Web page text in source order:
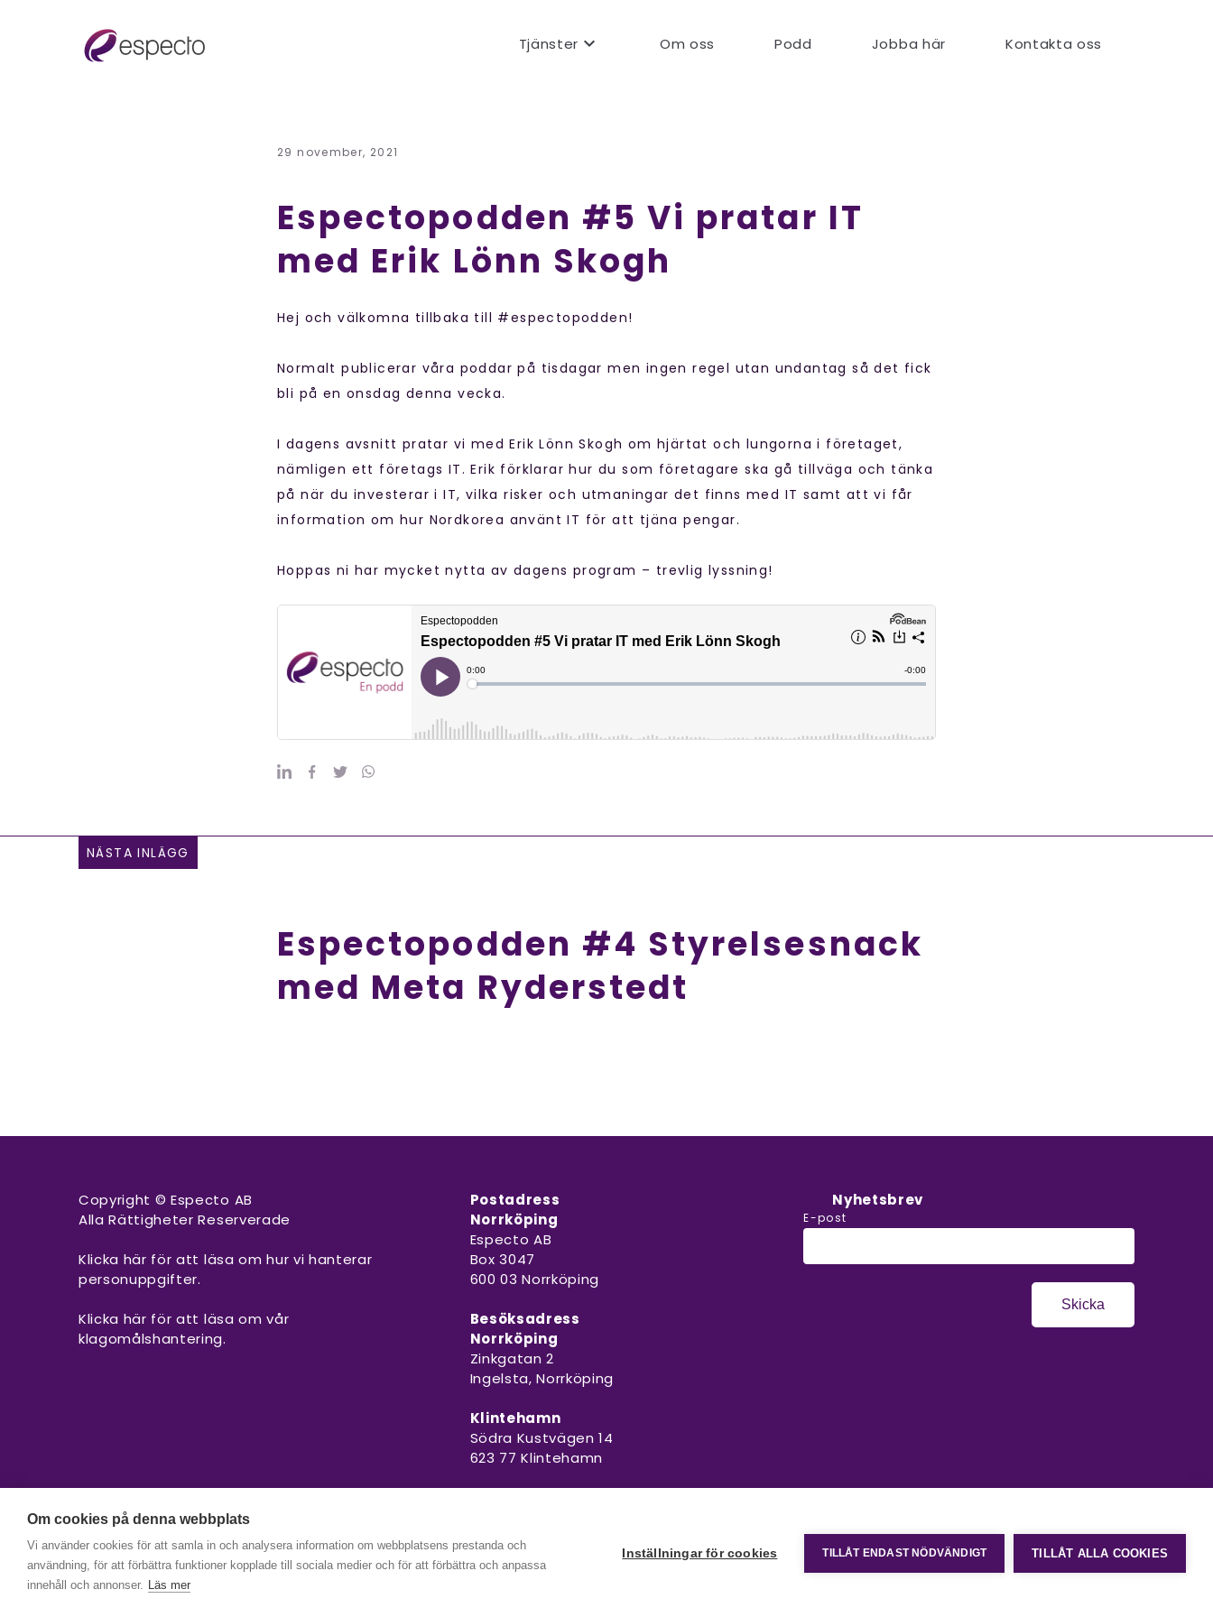
Tjänster expand_more Om oss Podd Jobba här Kontakta oss
29 november, 2021
Espectopodden #5 Vi pratar IT
med Erik Lönn Skogh
Hej och välkomna tillbaka till #espectopodden!
Normalt publicerar våra poddar på tisdagar men ingen regel utan undantag så det fick
bli på en onsdag denna vecka.
I dagens avsnitt pratar vi med Erik Lönn Skogh om hjärtat och lungorna i företaget,
nämligen ett företags IT. Erik förklarar hur du som företagare ska gå tillväga och tänka
på när du investerar i IT, vilka risker och utmaningar det finns med IT samt att vi får
information om hur Nordkorea använt IT för att tjäna pengar.
Hoppas ni har mycket nytta av dagens program – trevlig lyssning!
NÄSTA INLÄGG
Espectopodden #4 Styrelsesnack
med Meta Ryderstedt
Copyright © Especto AB
Alla Rättigheter Reserverade
Klicka här för att läsa om hur vi hanterar
personuppgifter.
Klicka här för att läsa om vår
klagomålshantering.
Postadress
Norrköping
Especto AB
Box 3047
600 03 Norrköping
Besöksadress
Norrköping
Zinkgatan 2
Ingelsta, Norrköping
Klintehamn
Södra Kustvägen 14
623 77 Klintehamn
Nyhetsbrev
E-post
Skicka
Om cookies på denna webbplats
Vi använder cookies för att samla in och analysera information om webbplatsens prestanda och
användning, för att förbättra funktioner kopplade till sociala medier och för att förbättra och anpassa
innehåll och annonser. Läs mer
Inställningar för cookies TILLÅT ENDAST NÖDVÄNDIGT TILLÅT ALLA COOKIES